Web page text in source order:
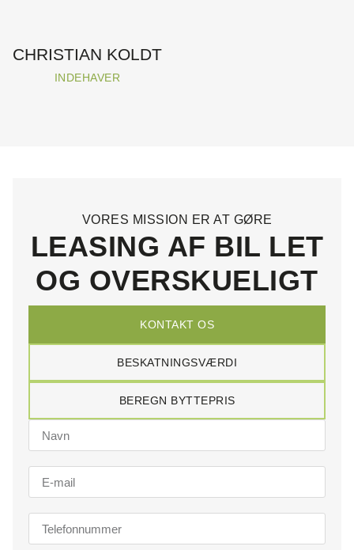
CHRISTIAN KOLDT
INDEHAVER
VORES MISSION ER AT GØRE
LEASING AF BIL LET
OG OVERSKUELIGT
KONTAKT OS
BESKATNINGSVÆRDI
BEREGN BYTTEPRIS